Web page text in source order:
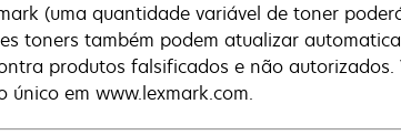
(uma quantidade variável de toner
toners também podem atualizar
produtos falsificados e não autorizados.
em www.lexmark.com.